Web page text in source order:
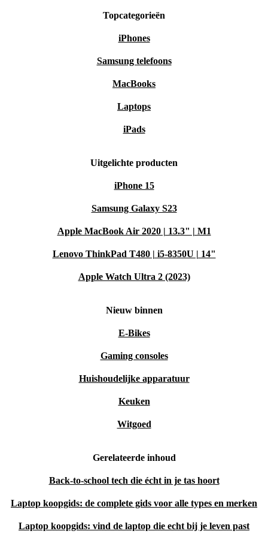
Topcategorieën
iPhones
Samsung telefoons
MacBooks
Laptops
iPads
Uitgelichte producten
iPhone 15
Samsung Galaxy S23
Apple MacBook Air 2020 | 13.3" | M1
Lenovo ThinkPad T480 | i5-8350U | 14"
Apple Watch Ultra 2 (2023)
Nieuw binnen
E-Bikes
Gaming consoles
Huishoudelijke apparatuur
Keuken
Witgoed
Gerelateerde inhoud
Back-to-school tech die écht in je tas hoort
Laptop koopgids: de complete gids voor alle types en merken
Laptop koopgids: vind de laptop die echt bij je leven past